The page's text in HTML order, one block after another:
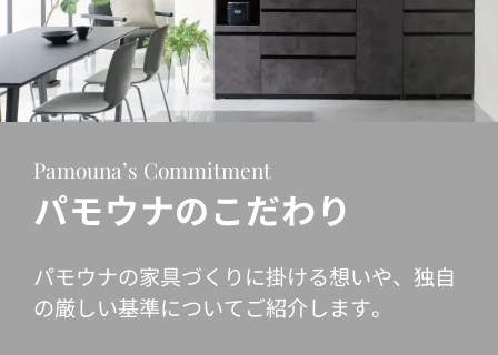
Pamouna’s Commitment
パモウナのこだわり
パモウナの家具づくりに掛ける想いや、独自
の厳しい基準についてご紹介します。